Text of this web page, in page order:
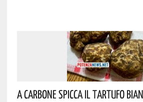
A Carbone Spicca Il Tartufo